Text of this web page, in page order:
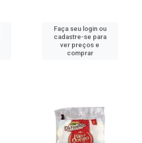
Faça seu login ou
cadastre-se para
ver preços e
comprar